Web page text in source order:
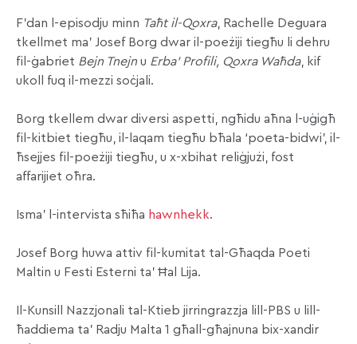
F’dan l-episodju minn Taħt il-Qoxra, Rachelle Deguara
tkellmet ma’ Josef Borg dwar il-poeżiji tiegħu li dehru
fil-ġabriet Bejn Tnejn u Erba’ Profili, Qoxra Waħda, kif
ukoll fuq il-mezzi soċjali.
Borg tkellem dwar diversi aspetti, ngħidu aħna l-uġigħ
fil-kitbiet tiegħu, il-laqam tiegħu bħala ‘poeta-bidwi’, il-
ħsejjes fil-poeżiji tiegħu, u x-xbihat reliġjużi, fost
affarijiet oħra.
Isma’ l-intervista sħiħa hawnhekk.
Josef Borg huwa attiv fil-kumitat tal-Għaqda Poeti
Maltin u Festi Esterni ta’ Ħal Lija.
Il-Kunsill Nazzjonali tal-Ktieb jirringrazzja lill-PBS u lill-
ħaddiema ta’ Radju Malta 1 għall-għajnuna bix-xandir